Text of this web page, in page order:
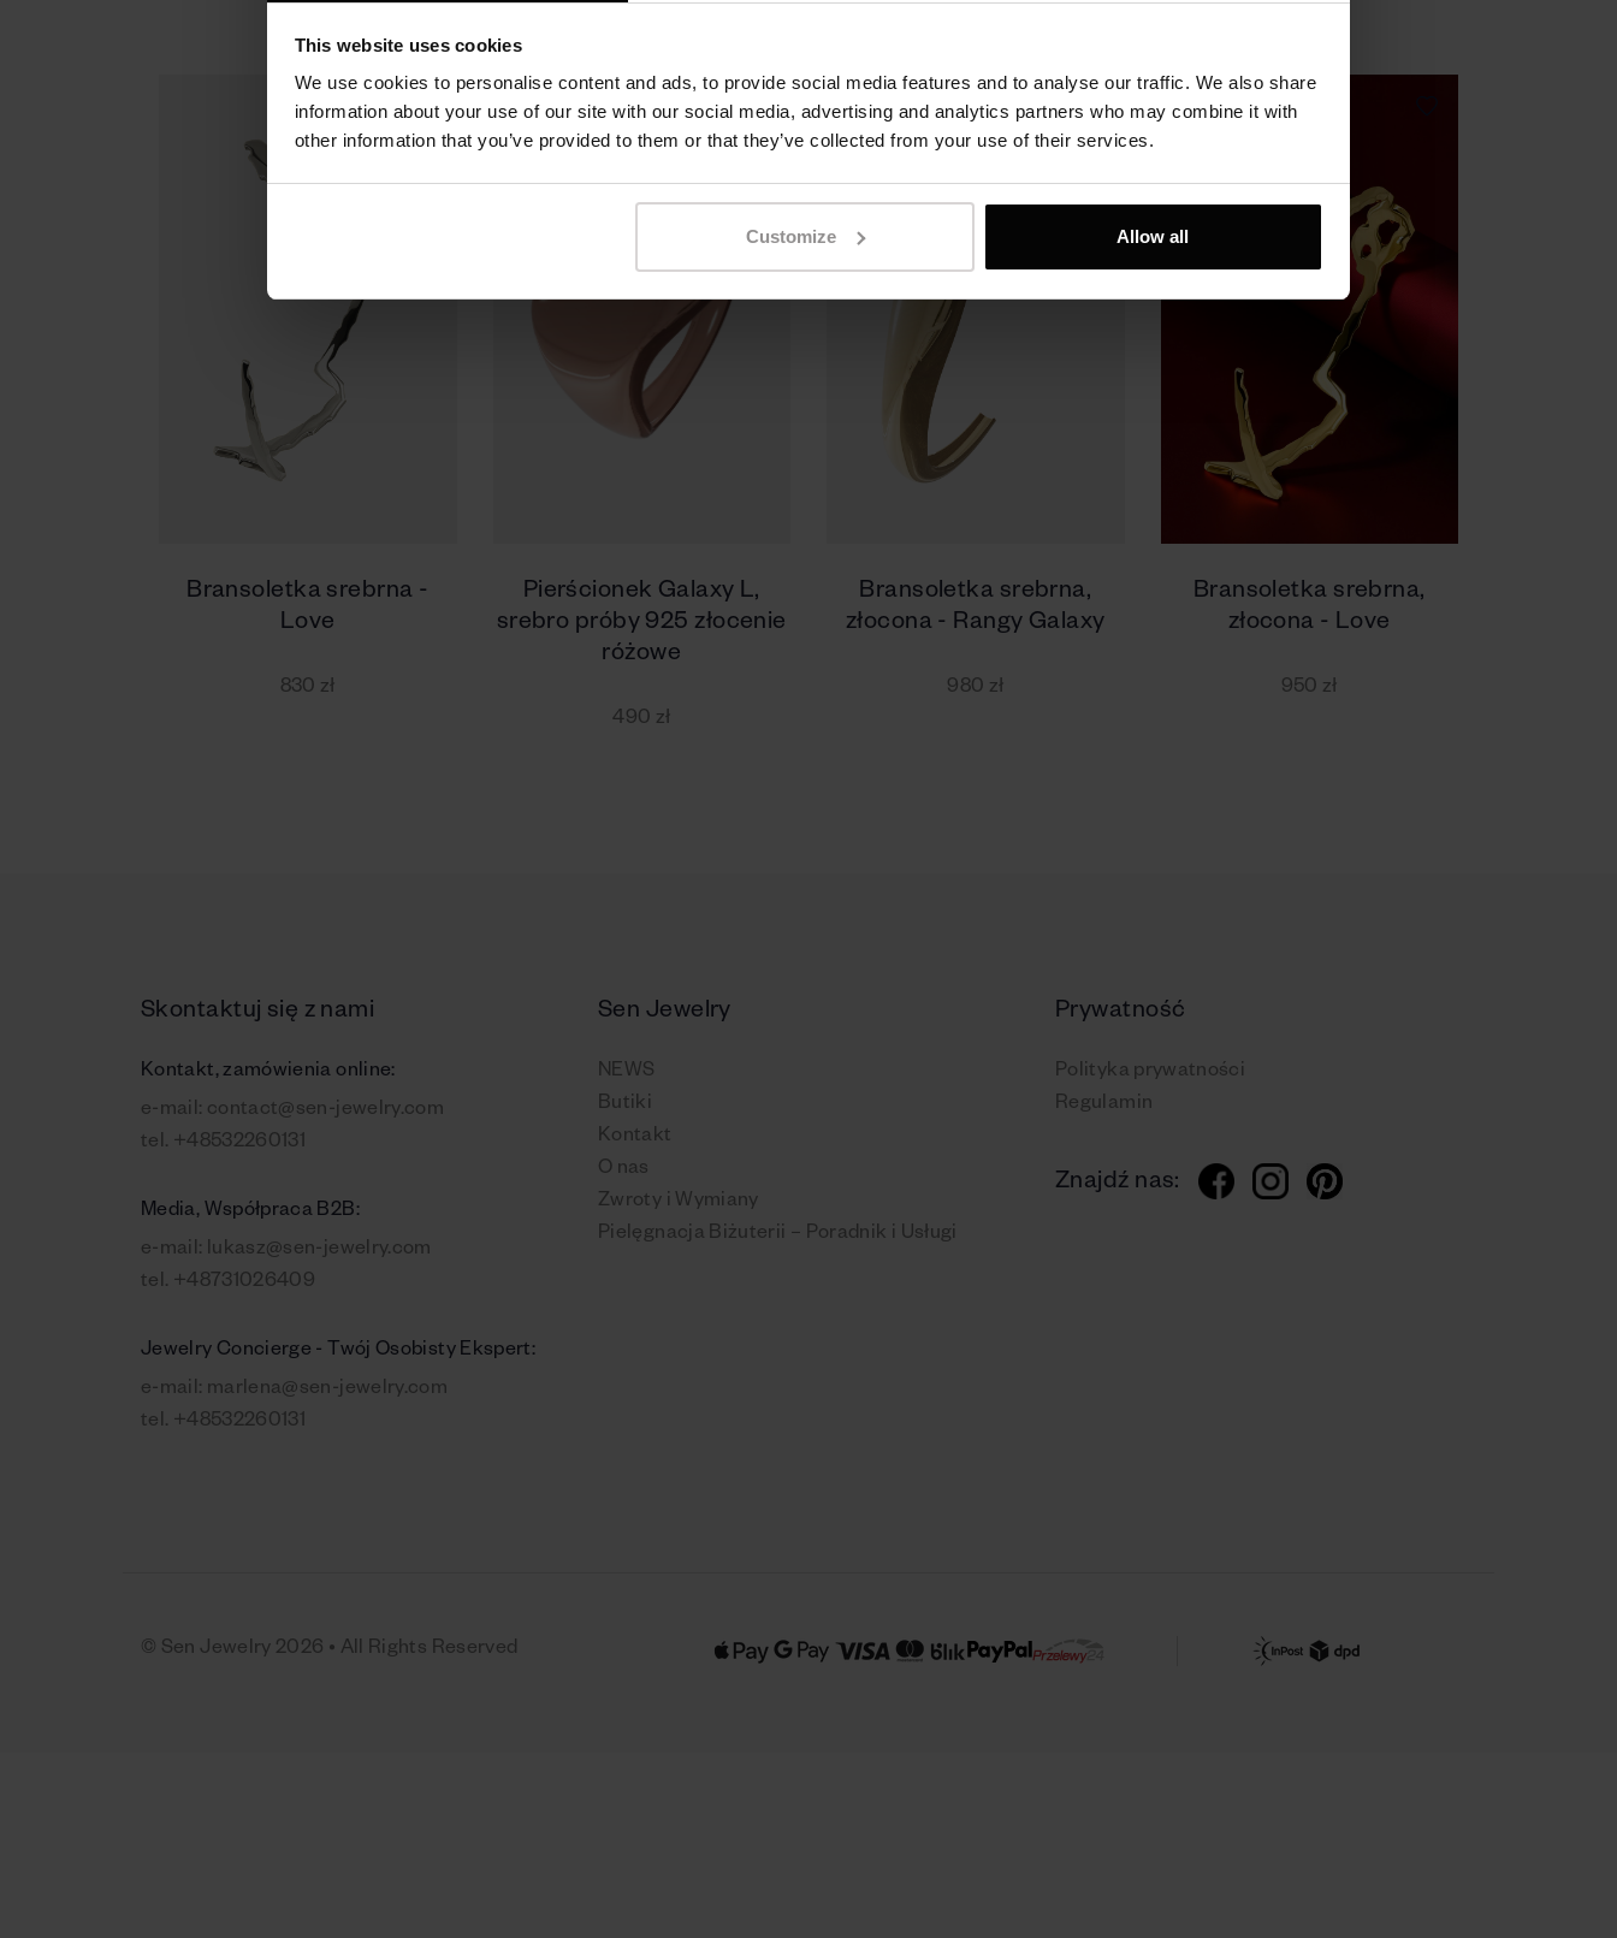
This website uses cookies
We use cookies to personalise content and ads, to provide social media features and to analyse our traffic. We also share
information about your use of our site with our social media, advertising and analytics partners who may combine it with
other information that you’ve provided to them or that they’ve collected from your use of their services.
Customize Allow all
Bransoletka srebrna -
Love
830 zł
Pierścionek Galaxy L,
srebro próby 925 złocenie
różowe
490 zł
Bransoletka srebrna,
złocona - Rangy Galaxy
980 zł
Bransoletka srebrna,
złocona - Love
950 zł
Skontaktuj się z nami
Kontakt, zamówienia online:
e-mail: contact@sen-jewelry.com
tel. +48532260131
Media, Współpraca B2B:
e-mail: lukasz@sen-jewelry.com
tel. +48731026409
Jewelry Concierge - Twój Osobisty Ekspert:
e-mail: marlena@sen-jewelry.com
tel. +48532260131
Sen Jewelry
NEWS
Butiki
Kontakt
O nas
Zwroty i Wymiany
Pielęgnacja Biżuterii – Poradnik i Usługi
Prywatność
Polityka prywatności
Regulamin
Znajdź nas:
© Sen Jewelry 2026 • All Rights Reserved